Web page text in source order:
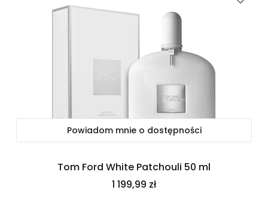
Powiadom mnie o dostępności
Tom Ford White Patchouli 50 ml
Cena
1 199,99 zł